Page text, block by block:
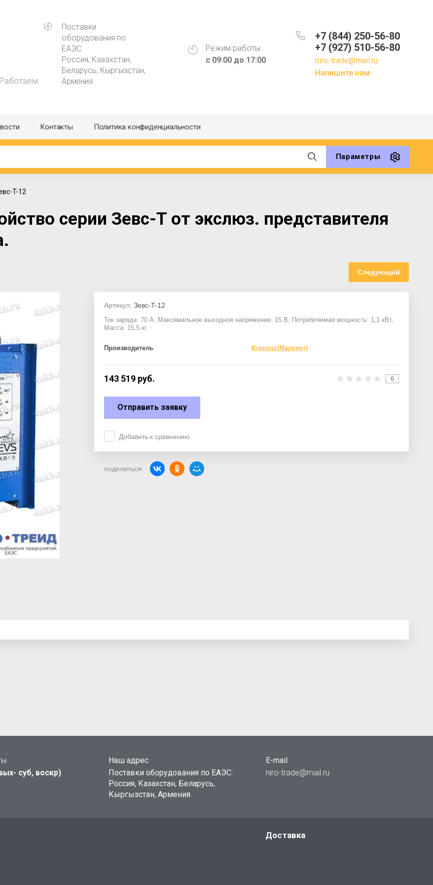
Поставки
оборудования по
ЕАЭС:
Россия, Казахстан,
Беларусь, Кыргызстан,
Армения
Режим работы:
с 09:00 до 17:00
+7 (844) 250-56-80
+7 (927) 510-56-80
niro-trade@mail.ru
Напишите нам
Контакты Политика конфиденциальности
Параметры
T-12
серии Зевс-T от экслюз. представителя
Следующий
Артикул: Зевс-T-12
Ток заряда: 70 А, Максимальное выходное напряжение: 15 В, Потребляемая мощность: 1,1 кВт,
Масса: 15,5 кг
Производитель Kronvuz(Маркент)
143 519 руб. 0
Отправить заявку
Добавить к сравнению
поделиться:
суб, воскр)
Наш адрес
Поставки оборудования по ЕАЭС:
Россия, Казахстан, Беларусь,
Кыргызстан, Армения
E-mail
niro-trade@mail.ru
Доставка